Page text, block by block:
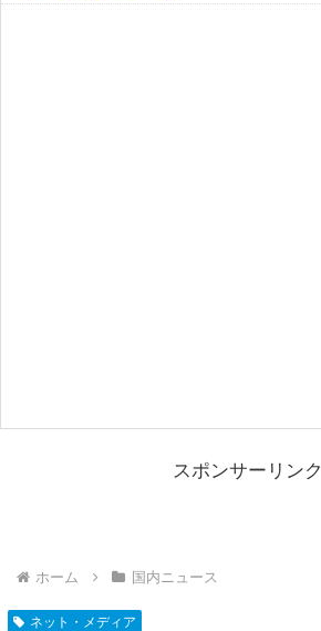
スポンサーリンク
ホーム 国内ニュース
ネット・メディア